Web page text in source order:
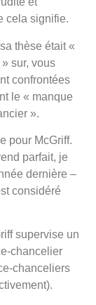
cela signifie.
thèse était «
sur, vous
confrontées
le « manque
».
pour McGriff.
parfait, je
dernière –
considéré
supervise un
chancelier
chanceliers